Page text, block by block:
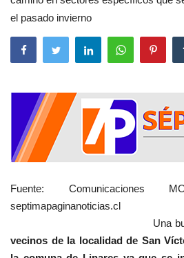
el pasado invierno
Fuente: Comunicaciones
septimapaginanoticias.cl
Una buena noticia
vecinos de la localidad de San